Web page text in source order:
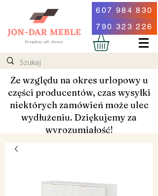
607 984 830
790 323 226
Ze względu na okres urlopowy u
części producentów, czas wysyłki
niektórych zamówień może ulec
wydłużeniu. Dziękujemy za
wyrozumiałość!